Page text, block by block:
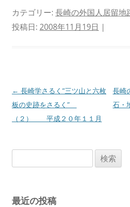
カテゴリー: 長崎の外国人居留地
投稿日: 2008年11月19日 |
投
稿
ナ
ン
← 長崎学さるく”三ツ山と六枚
板の史跡をさるく”
（２） 平成２０年１１月
長崎
石・
索:
最近の投稿